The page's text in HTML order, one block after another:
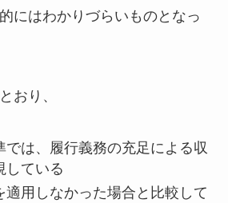
にはわかりづらいものとなっ
おり、
では、履行義務の充足による収
している
適用しなかった場合と比較して